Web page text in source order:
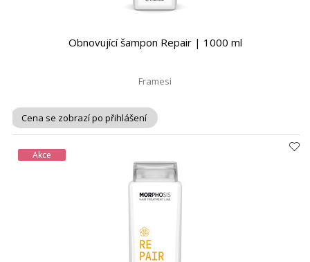
Obnovující šampon Repair | 1000 ml
Framesi
Cena se zobrazí po přihlášení
Akce